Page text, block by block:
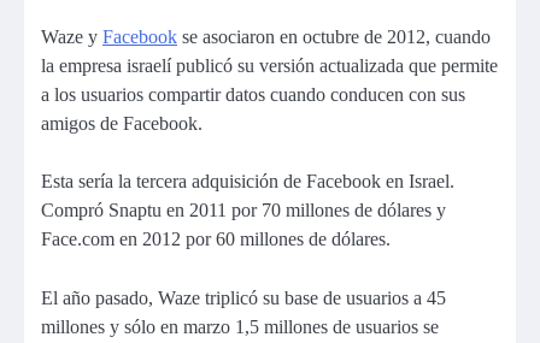
Waze y Facebook se asociaron en octubre de 2012, cuando
la empresa israelí publicó su versión actualizada que permite
a los usuarios compartir datos cuando conducen con sus
amigos de Facebook.
Esta sería la tercera adquisición de Facebook en Israel.
Compró Snaptu en 2011 por 70 millones de dólares y
Face.com en 2012 por 60 millones de dólares.
El año pasado, Waze triplicó su base de usuarios a 45
millones y sólo en marzo 1,5 millones de usuarios se